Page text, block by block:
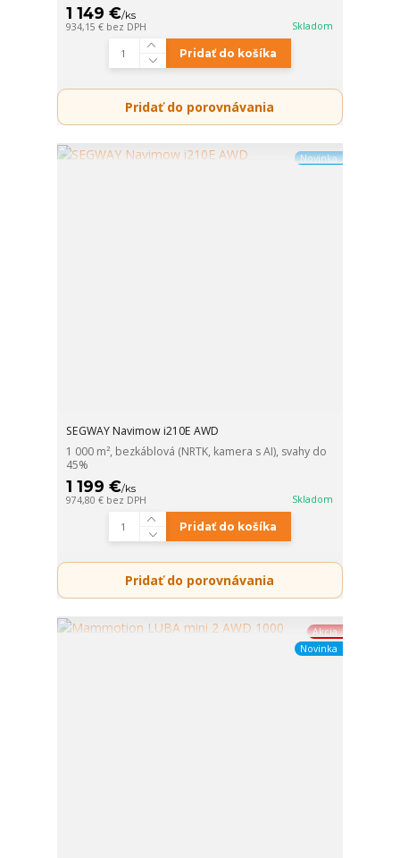
1 149 €/ks
934,15 € bez DPH Skladom
Pridať do košíka
Pridať do porovnávania
Novinka
SEGWAY Navimow i210E AWD
1 000 m², bezkáblová (NRTK, kamera s AI), svahy do
45%
1 199 €/ks
974,80 € bez DPH Skladom
Pridať do košíka
Pridať do porovnávania
Akcia
Novinka